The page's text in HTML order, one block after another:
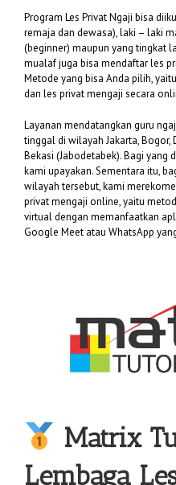
Program Les Privat Ngaji bisa
remaja dan dewasa), laki – laki
(beginner) maupun yang tingkat
mualaf juga bisa mendaftar les
Metode yang bisa Anda pilih,
dan les privat mengaji secara
Layanan mendatangkan guru
tinggal di wilayah Jakarta, Bogor,
Bekasi (Jabodetabek). Bagi yang
kami upayakan. Sementara itu,
wilayah tersebut, kami
privat mengaji online, yaitu
virtual dengan memanfaatkan
Google Meet atau WhatsApp
Matrix
Lembaga